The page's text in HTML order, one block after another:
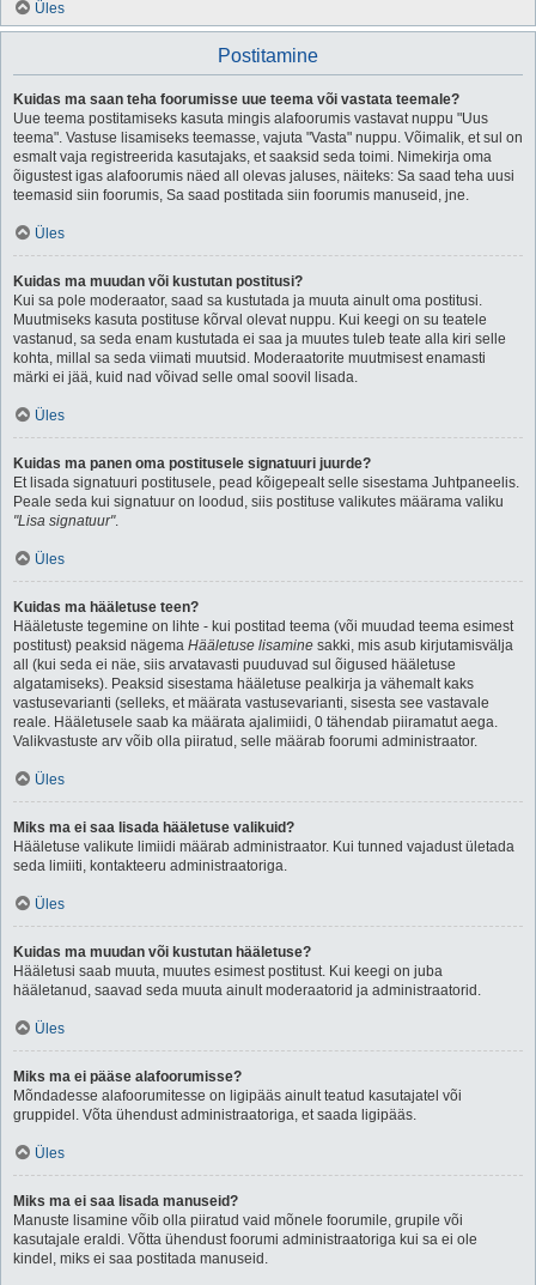
Üles
Postitamine
Kuidas ma saan teha foorumisse uue teema või vastata teemale?
Uue teema postitamiseks kasuta mingis alafoorumis vastavat nuppu "Uus
teema". Vastuse lisamiseks teemasse, vajuta "Vasta" nuppu. Võimalik, et sul on
esmalt vaja registreerida kasutajaks, et saaksid seda toimi. Nimekirja oma
õigustest igas alafoorumis näed all olevas jaluses, näiteks: Sa saad teha uusi
teemasid siin foorumis, Sa saad postitada siin foorumis manuseid, jne.
Üles
Kuidas ma muudan või kustutan postitusi?
Kui sa pole moderaator, saad sa kustutada ja muuta ainult oma postitusi.
Muutmiseks kasuta postituse kõrval olevat nuppu. Kui keegi on su teatele
vastanud, sa seda enam kustutada ei saa ja muutes tuleb teate alla kiri selle
kohta, millal sa seda viimati muutsid. Moderaatorite muutmisest enamasti
märki ei jää, kuid nad võivad selle omal soovil lisada.
Üles
Kuidas ma panen oma postitusele signatuuri juurde?
Et lisada signatuuri postitusele, pead kõigepealt selle sisestama Juhtpaneelis.
Peale seda kui signatuur on loodud, siis postituse valikutes määrama valiku
"Lisa signatuur".
Üles
Kuidas ma hääletuse teen?
Hääletuste tegemine on lihte - kui postitad teema (või muudad teema esimest
postitust) peaksid nägema Hääletuse lisamine sakki, mis asub kirjutamisvälja
all (kui seda ei näe, siis arvatavasti puuduvad sul õigused hääletuse
algatamiseks). Peaksid sisestama hääletuse pealkirja ja vähemalt kaks
vastusevarianti (selleks, et määrata vastusevarianti, sisesta see vastavale
reale. Hääletusele saab ka määrata ajalimiidi, 0 tähendab piiramatut aega.
Valikvastuste arv võib olla piiratud, selle määrab foorumi administraator.
Üles
Miks ma ei saa lisada hääletuse valikuid?
Hääletuse valikute limiidi määrab administraator. Kui tunned vajadust ületada
seda limiiti, kontakteeru administraatoriga.
Üles
Kuidas ma muudan või kustutan hääletuse?
Hääletusi saab muuta, muutes esimest postitust. Kui keegi on juba
hääletanud, saavad seda muuta ainult moderaatorid ja administraatorid.
Üles
Miks ma ei pääse alafoorumisse?
Mõndadesse alafoorumitesse on ligipääs ainult teatud kasutajatel või
gruppidel. Võta ühendust administraatoriga, et saada ligipääs.
Üles
Miks ma ei saa lisada manuseid?
Manuste lisamine võib olla piiratud vaid mõnele foorumile, grupile või
kasutajale eraldi. Võtta ühendust foorumi administraatoriga kui sa ei ole
kindel, miks ei saa postitada manuseid.